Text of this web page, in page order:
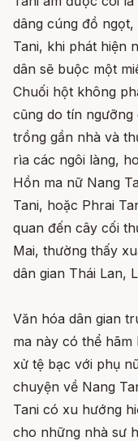
dâng cúng đồ
Tani, khi phát hiện
dân sẽ buộc một
Chuối hột không
cũng do tín ngưỡng
trồng gần nhà và
rìa các ngôi làng,
Hồn ma nữ Nang
Tani, hoặc Phrai
quan đến cây cối
Mai, thường thấy
dân gian Thái Lan,
Văn hóa dân gian
ma này có thể
xử tệ bạc với phụ
chuyện về Nang
Tani có xu hướng
cho những nhà sư